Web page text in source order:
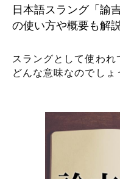
日本語スラング「諭
の使い方や概要も解
スラングとして使われ
どんな意味なのでしょ